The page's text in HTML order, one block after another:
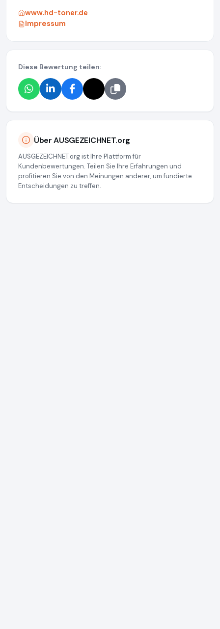
www.hd-toner.de
Impressum
Diese Bewertung teilen:
Über AUSGEZEICHNET.org
AUSGEZEICHNET.org ist Ihre Plattform für
Kundenbewertungen. Teilen Sie Ihre Erfahrungen und
profitieren Sie von den Meinungen anderer, um fundierte
Entscheidungen zu treffen.